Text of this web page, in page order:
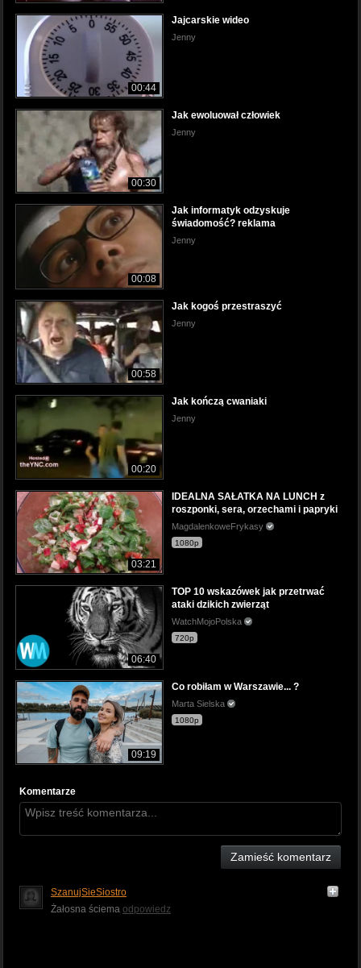
00:44
Jajcarskie wideo
Jenny
00:30
Jak ewoluował człowiek
Jenny
00:08
Jak informatyk odzyskuje
świadomość? reklama
Jenny
00:58
Jak kogoś przestraszyć
Jenny
00:20
Jak kończą cwaniaki
Jenny
03:21
IDEALNA SAŁATKA NA LUNCH z
roszponki, sera, orzechami i papryki
MagdalenkoweFrykasy
1080p
06:40
TOP 10 wskazówek jak przetrwać
ataki dzikich zwierząt
WatchMojoPolska
720p
09:19
Co robiłam w Warszawie... ?
Marta Sielska
1080p
Komentarze
Zamieść komentarz
SzanujSieSiostro
Żałosna ściema odpowiedz